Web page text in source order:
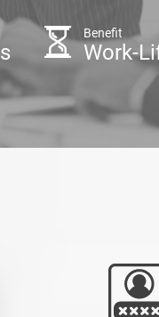
Benefit
Work-